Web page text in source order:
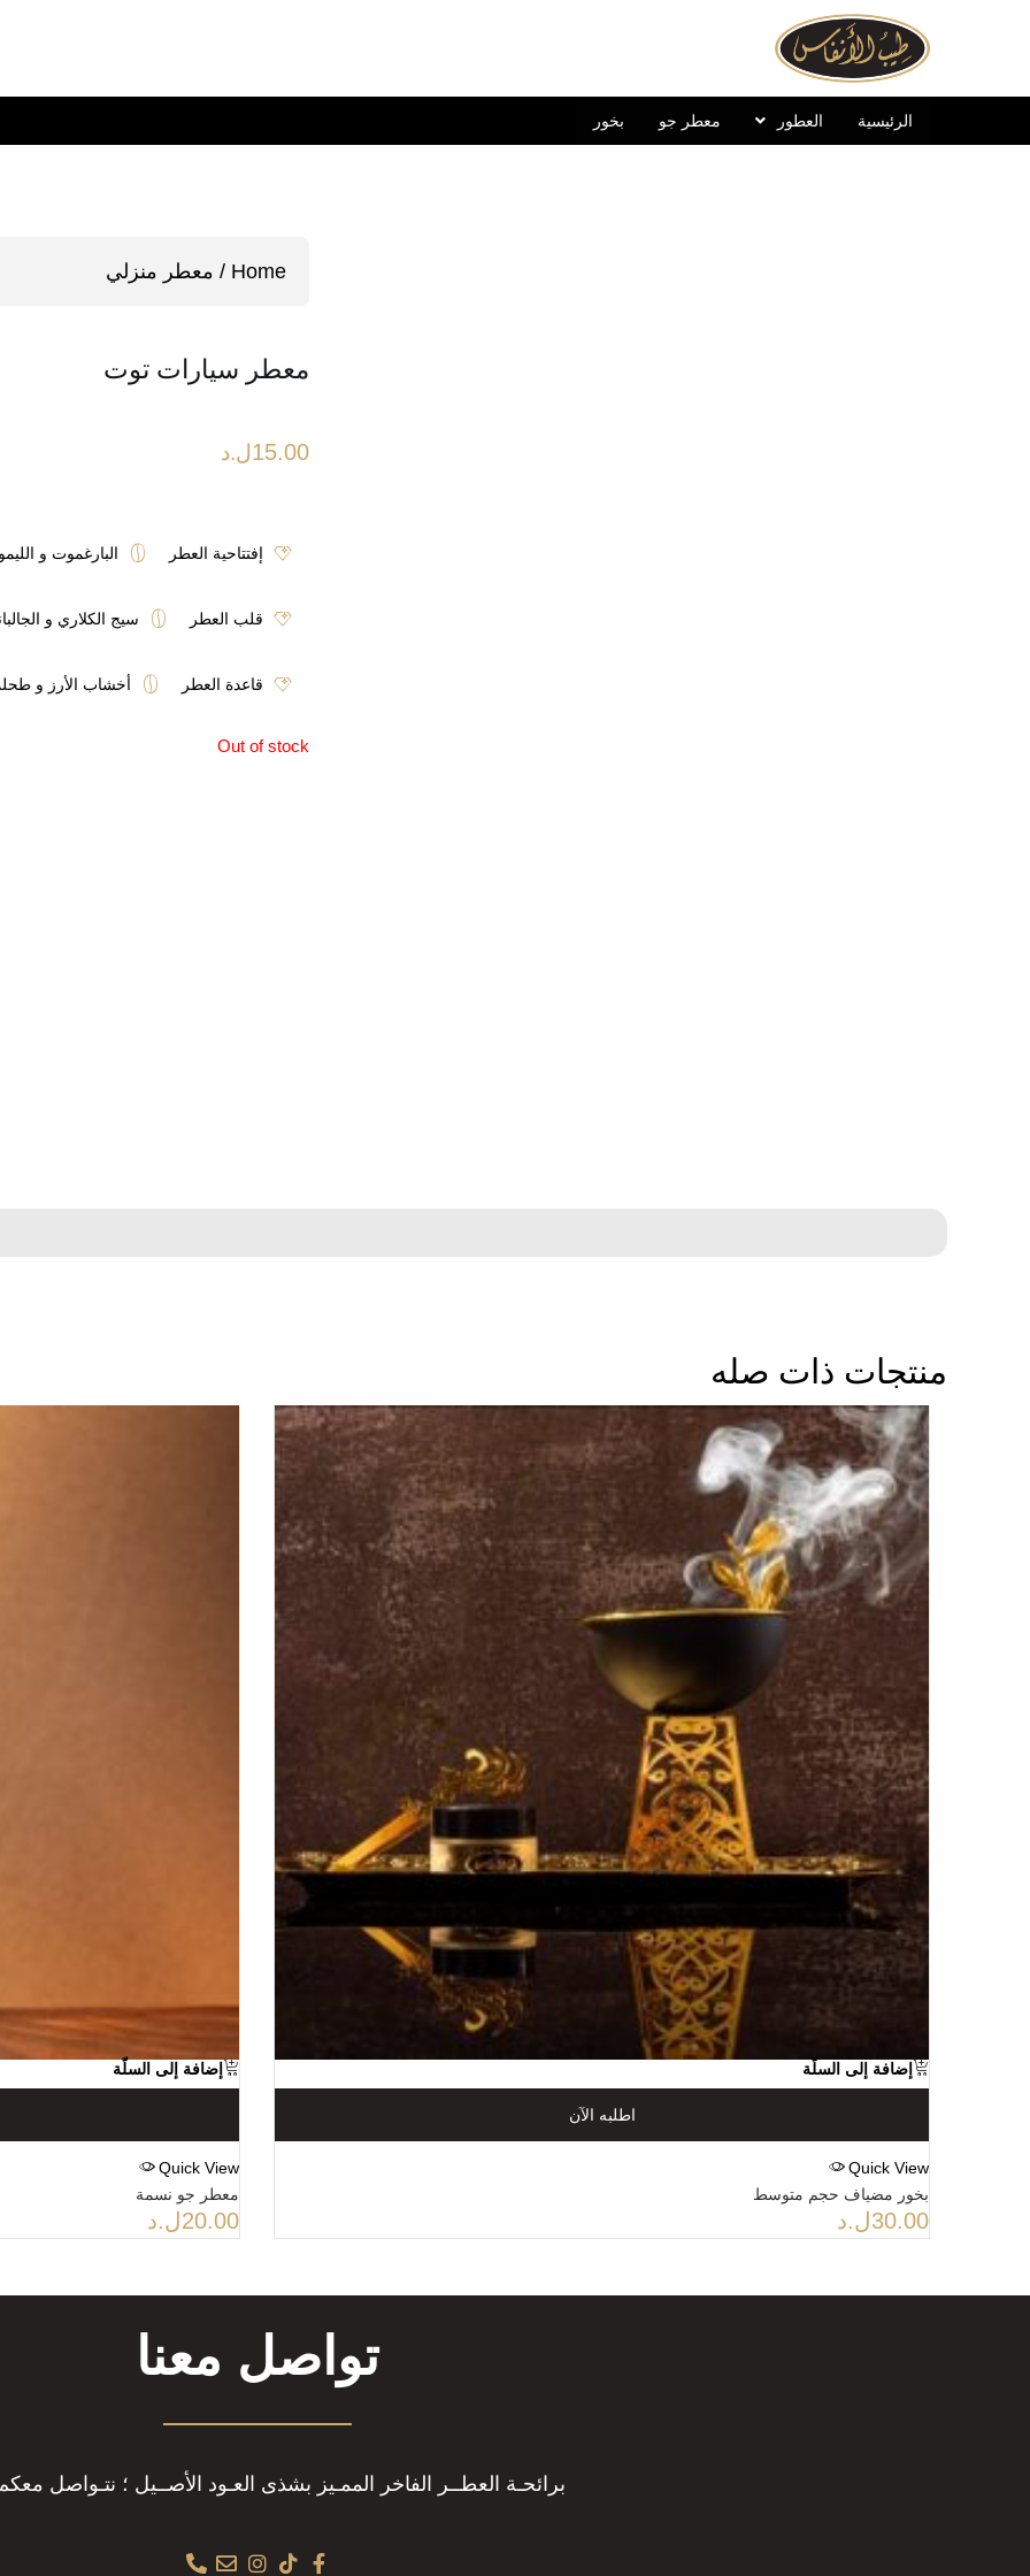
بخور معطر جو العطور الرئيسية
Home معطر منزلي
معطر سيارات توت
15.00ل.د
إفتتاحية العطر البارغموت و
قلب العطر سيج الكلاري و
قاعدة العطر أخشاب الأرز و
Out of stock
منتجات ذات صله
إضافة إلى السلّة
اطلبه الآن
Quick View
بخور مضياف حجم متوسط
30.00ل.د
إضافة إلى السلّة
Quick View
معطر جو نسمة
20.00ل.د
تواصل معنا
برائحـة العطــر الفاخر الممـيز بشذى العـود الأصــيل ؛ نتـواصل معكم